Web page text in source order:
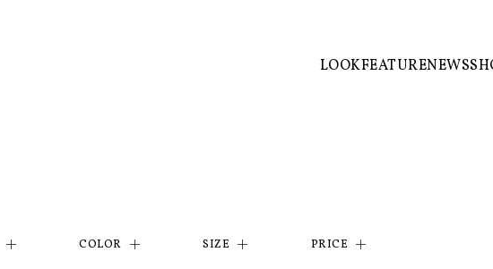
LOOKFEATURENEWS
COLOR SIZE PRICE